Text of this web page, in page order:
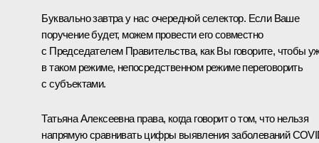
Буквально завтра у нас очередной селектор. Если Ваше
поручение будет, можем провести его совместно
с Председателем Правительства, как Вы говорите, чтобы
в таком режиме, непосредственном режиме переговорить
с субъектами.
Татьяна Алексеевна права, когда говорит о том, что нельзя
напрямую сравнивать цифры выявления заболеваний